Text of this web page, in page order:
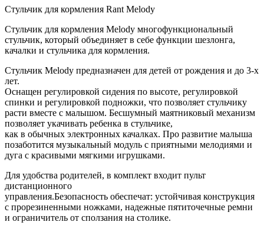
Стульчик для кормления Rant Melody
Стульчик для кормления Melody многофункциональный
стульчик, который объединяет в себе функции шезлонга,
качалки и стульчика для кормления.
Стульчик Melody предназначен для детей от рождения и до 3-х
лет.
Оснащен регулировкой сидения по высоте, регулировкой
спинки и регулировкой подножки, что позволяет стульчику
расти вместе с малышом. Бесшумный маятниковый механизм
позволяет укачивать ребенка в стульчике,
как в обычных электронных качалках. Про развитие малыша
позаботится музыкальный модуль с приятными мелодиями и
дуга с красивыми мягкими игрушками.
Для удобства родителей, в комплект входит пульт
дистанционного
управления.Безопасность обеспечат: устойчивая конструкция
с прорезиненными ножками, надежные пятиточечные ремни
и ограничитель от сползания на столике.